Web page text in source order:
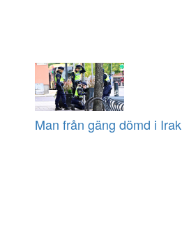
Man från gäng dömd i Irak